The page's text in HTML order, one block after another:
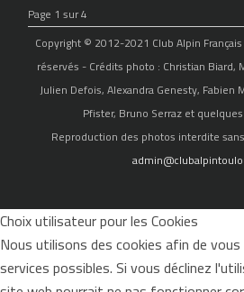
Page 1 sur 4
Copyright © 2012-2021 Club Alpin
réservés - Crédits photo : Christian Biard,
Julien Defois, Alexandra Genesty, Fabien
Pfister, Bruno Serraz et
Reproduction des photos interdite
Choix utilisateur pour les Cookies
Nous utilisons des cookies afin de
services possibles. Si vous déclinez